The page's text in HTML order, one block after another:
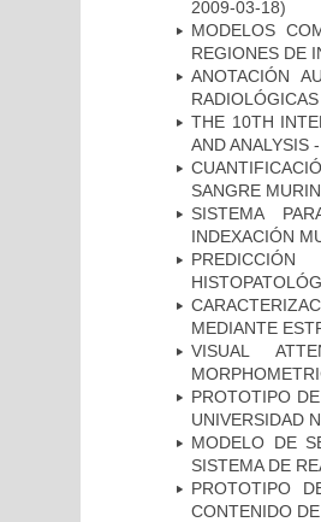
2009-03-18)
MODELOS
REGIONES DE
ANOTACIÓN
THE 10TH
AND ANALYSIS
SANGRE
SISTEMA
INDEXACIÓN
MEDIANTE
VISUAL
PROTOTIPO
UNIVERSIDAD
MODELO DE
SISTEMA DE
PROTOTIPO
CONTENIDO